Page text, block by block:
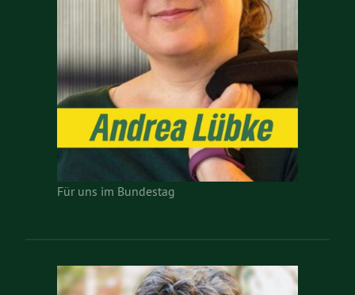
Für uns im Bundestag